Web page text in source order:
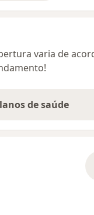
varia de
de saúde